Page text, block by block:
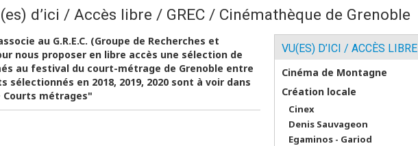
d’ici / Accès libre / GREC / Cinémathèque de Grenoble
au G.R.E.C. (Groupe de Recherches et
nous proposer en libre accès une sélection de
au festival du court-métrage de Grenoble entre
sélectionnés en 2018, 2019, 2020 sont à voir dans
Courts métrages"
VU(ES) D’ICI / ACCÈS LIBRE
Cinéma de Montagne
Création locale
Cinex
Denis Sauvageon
Egaminos - Gariod